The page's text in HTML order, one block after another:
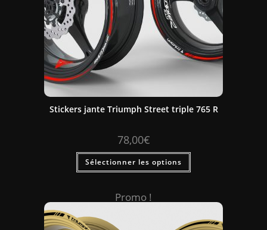
Stickers jante Triumph Street triple 765 R
78,00€
Sélectionner les options
Promo !